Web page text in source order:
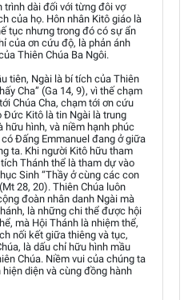
trình dài đối với từng đôi vợ
của họ. Hôn nhân Kitô giáo là
tục nhưng trong đó có sự ẩn
của ơn cứu độ, là phản ánh
Thiên Chúa Ba Ngôi.
tiên, Ngài là bí tích của Thiên
Cha” (Ga 14, 9), vì thế chạm
Chúa Cha, chạm tới ơn cứu
Đức Kitô là tin Ngài là trung
hữu hình, và niềm hạnh phúc
Đấng Emmanuel đang ở giữa
ta. Khi người Kitô hữu tham
Thánh thể là tham dự vào
Sinh “Thầy ở cùng các con
28, 20). Thiên Chúa luôn
đoàn nhân danh Ngài mà
là những chi thể được hội
mà Hội Thánh là nhiệm thể,
nối kết giữa thiêng và tục,
là dấu chỉ hữu hình mầu
Chúa. Niềm vui của chúng ta
diện và cùng đồng hành